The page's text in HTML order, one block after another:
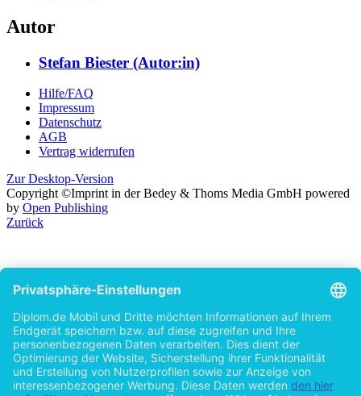
Autor
Stefan Biester (Autor:in)
Hilfe/FAQ
Impressum
Datenschutz
AGB
Vertrag widerrufen
Zur Desktop-Version
Copyright ©Imprint in der Bedey & Thoms Media GmbH powered
by Open Publishing
Zurück